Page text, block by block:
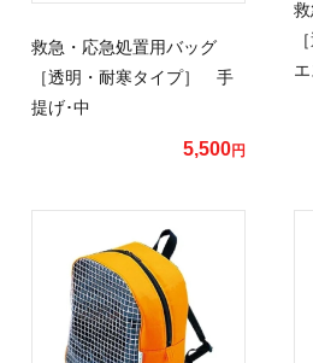
救急・応急処置用バッグ
［透明・耐寒タイプ］ 手
提げ･中
5,500円